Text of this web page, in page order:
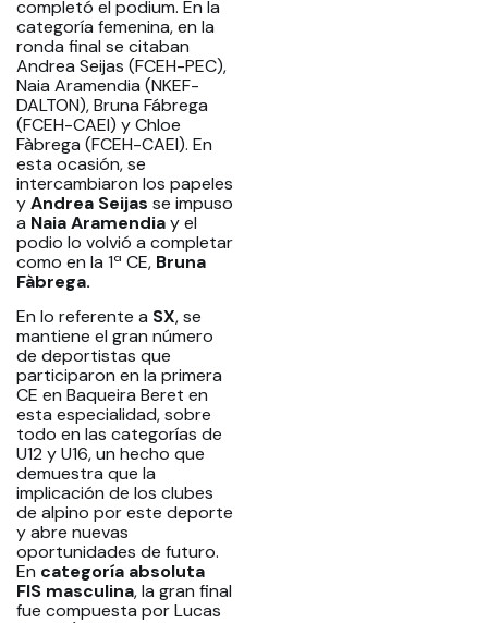
completó el podium. En la
categoría femenina, en la
ronda final se citaban
Andrea Seijas (FCEH-PEC),
Naia Aramendia (NKEF-
DALTON), Bruna Fábrega
(FCEH-CAEI) y Chloe
Fàbrega (FCEH-CAEI). En
esta ocasión, se
intercambiaron los papeles
yAndrea Seijas se impuso
a Naia Aramendiay el
podio lo volvió a completar
como en la 1ª CE, Bruna
Fàbrega.
En lo referente a SX, se
mantiene el gran número
de deportistas que
participaron en la primera
CE en Baqueira Beret en
esta especialidad, sobre
todo en las categorías de
U12 y U16, un hecho que
demuestra que la
implicación de los clubes
de alpino por este deporte
y abre nuevas
oportunidades de futuro.
En categoría absoluta
FIS masculina, la gran final
fue compuesta por Lucas